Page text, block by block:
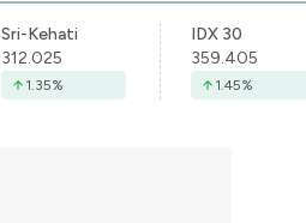
Sri-Kehati
312.025
1.35%
IDX 30
359.405
1.45%